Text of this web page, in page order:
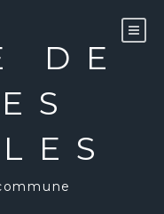
DE